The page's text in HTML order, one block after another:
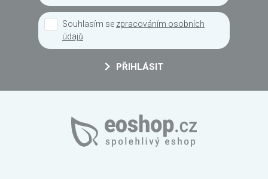
Souhlasím se zpracováním osobních
údajů
PŘIHLÁSIT